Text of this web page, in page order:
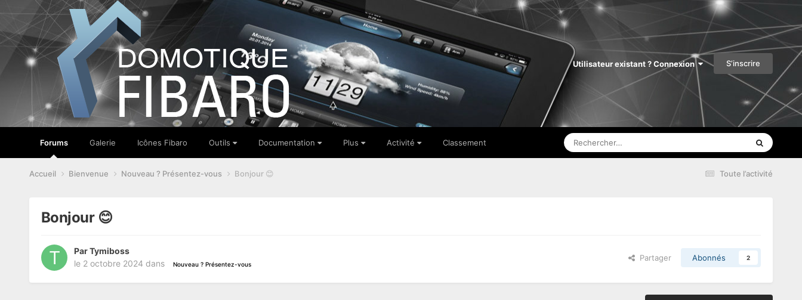
Utilisateur existant ? Connexion S’inscrire
Forums Galerie Icônes Fibaro Outils Documentation Plus Activité Classement
Toute l’activité
Accueil Bienvenue Nouveau ? Présentez-vous Bonjour 😊
Bonjour 😊
ParTymiboss
le 2 octobre 2024 dans Nouveau ? Présentez-vous
Partager Abonnés 2